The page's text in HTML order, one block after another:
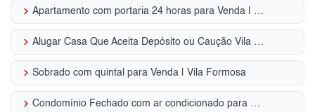
keyboard_arrow_right Apartamento com portaria 24 horas para Venda | Vila Formosa
keyboard_arrow_right Alugar Casa Que Aceita Depósito ou Caução Vila Formosa - SP
keyboard_arrow_right Sobrado com quintal para Venda | Vila Formosa
keyboard_arrow_right Condomínio Fechado com ar condicionado para Venda | Vila Formosa